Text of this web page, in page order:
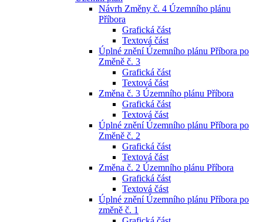
Návrh Změny č. 4 Územního plánu
Příbora
Grafická část
Textová část
Úplné znění Územního plánu Příbora po
Změně č. 3
Grafická část
Textová část
Změna č. 3 Územního plánu Příbora
Grafická část
Textová část
Úplné znění Územního plánu Příbora po
Změně č. 2
Grafická část
Textová část
Změna č. 2 Územního plánu Příbora
Grafická část
Textová část
Úplné znění Územního plánu Příbora po
změně č. 1